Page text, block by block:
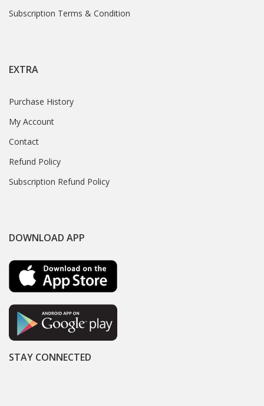
Subscription Terms & Condition
EXTRA
Purchase History
My Account
Contact
Refund Policy
Subscription Refund Policy
DOWNLOAD APP
STAY CONNECTED